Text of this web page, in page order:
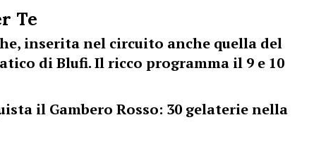
Te
inserita nel circuito anche quella del
di Blufi. Il ricco programma il 9 e 10
il Gambero Rosso: 30 gelaterie nella